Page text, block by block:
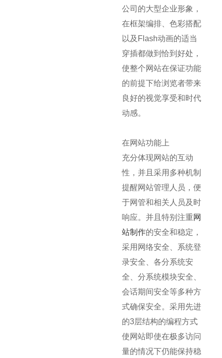
公司的大型企业形象，
在框架编排、色彩搭配
以及Flash动画的适当
穿插都做到恰到好处，
使整个网站在保证功能
的前提下给浏览者带来
良好的视觉享受和时代
动感。
在网站功能上
充分体现网站的互动
性，并且采用多种机制
提醒网站管理人员，便
于网管和相关人员及时
响应。并且特别注重网
站制作的安全和稳定，
采用网络安全、系统登
录安全、各分系统安
全、分系统模块安全、
会话期间安全等多种方
式确保安全。采用先进
的3层结构的编程方式
使网站即使在极多访问
量的情况下仍能保持稳